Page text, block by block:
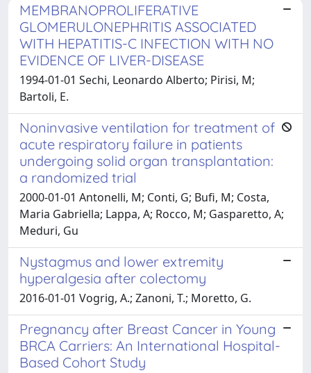
MEMBRANOPROLIFERATIVE
GLOMERULONEPHRITIS ASSOCIATED
WITH HEPATITIS-C INFECTION WITH NO
EVIDENCE OF LIVER-DISEASE
1994-01-01 Sechi, Leonardo Alberto; Pirisi, M;
Bartoli, E.
Noninvasive ventilation for treatment of
acute respiratory failure in patients
undergoing solid organ transplantation:
a randomized trial
2000-01-01 Antonelli, M; Conti, G; Bufi, M; Costa,
Maria Gabriella; Lappa, A; Rocco, M; Gasparetto, A;
Meduri, Gu
Nystagmus and lower extremity
hyperalgesia after colectomy
2016-01-01 Vogrig, A.; Zanoni, T.; Moretto, G.
Pregnancy after Breast Cancer in Young
BRCA Carriers: An International Hospital-
Based Cohort Study